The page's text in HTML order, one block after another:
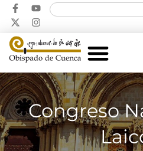
Congreso